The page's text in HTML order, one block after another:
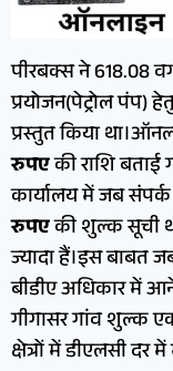
पीरबक्स ने 618.08
प्रयोजन(पेट्रोल
प्रस्तुत किया
रुपएकी राशि
कार्यालय में जब
रुपएकी शुल्क सूची
ज्यादा हैं।इस बाबत
बीडीए अधिकार में
गीगासर गांव शुल्क
क्षेत्रों में डीएलसी दर